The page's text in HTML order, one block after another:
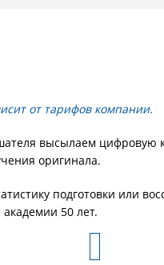
от тарифов компании.
высылаем цифровую
оригинала.
подготовки или
50 лет.